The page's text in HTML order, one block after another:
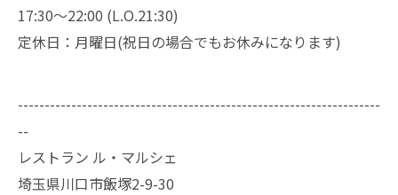
17:30～22:00 (L.O.21:30)
定休日：月曜日(祝日の場合でもお休みになります)
--------------------------------------------------------------------
--
レストラン ル・マルシェ
埼玉県川口市飯塚2-9-30